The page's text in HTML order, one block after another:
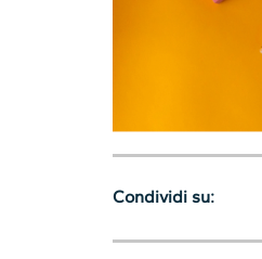
Condividi su: